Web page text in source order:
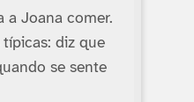
a Joana comer.
diz que
se sente